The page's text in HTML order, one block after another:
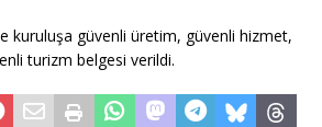
kuruluşa güvenli üretim, güvenli hizmet,
turizm belgesi verildi.